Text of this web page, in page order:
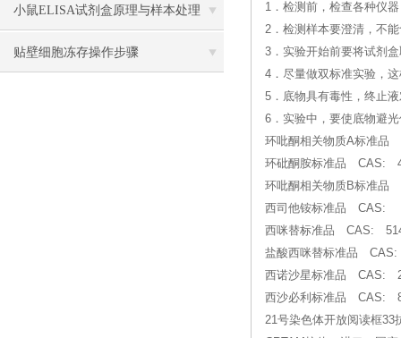
须注意
小鼠ELISA试剂盒原理与样本处理
贴壁细胞冻存操作步骤
1．检测前，检查各种仪
2．检测样本要澄清，不
3．实验开始前要将试剂
4．尽量做双标准实验，
5．底物具有毒性，终止
6．实验中，要使底物避
环吡酮相关物质A标准
环砒酮胺标准品 CAS:
环吡酮相关物质B标准
西司他铵标准品 CAS:
西咪替标准品 CAS:
盐酸西咪替标准品
西诺沙星标准品 CAS:
西沙必利标准品 CAS:
21号染色体开放阅读框